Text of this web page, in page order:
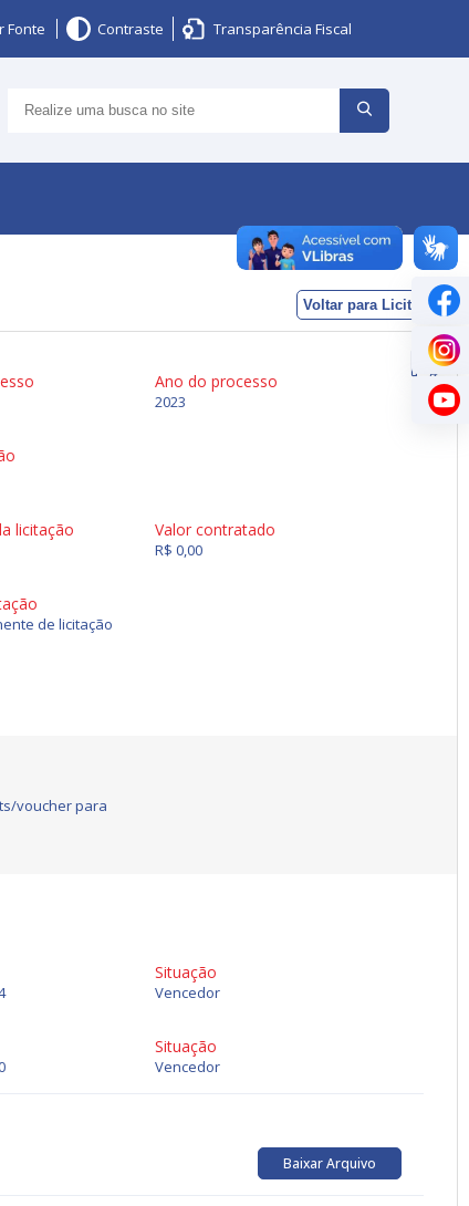
Fonte Contraste Transparência Fiscal
Voltar para Licitações
Ano do processo
2023
licitação Valor contratado
R$ 0,00
de licitação
voucher para
Situação
Vencedor
Situação
Vencedor
Baixar Arquivo